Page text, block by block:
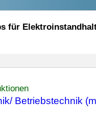
für
Betriebstechnik